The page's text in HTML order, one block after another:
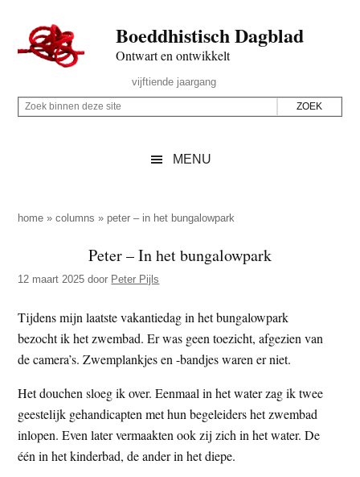
naar
de
inhoud
secondary
naar
de
sidebar
naar
de
Boeddhistisch Dagblad
Ontwart en ontwikkelt
Rechts
vijftiende jaargang
Z
p
z
e
s
i
e
Z
i
e
d
e
z
s
i
t
e
MENU
home »columns » peter – in het bungalowpark
Peter – In het bungalowpark
12 maart 2025 door Peter Pijls
Tijdens mijn laatste vakantiedag in het bungalowpark
bezocht ik het zwembad. Er was geen toezicht, afgezien van
de camera’s. Zwemplankjes en -bandjes waren er niet.
Het douchen sloeg ik over. Eenmaal in het water zag ik twee
geestelijk gehandicapten met hun begeleiders het zwembad
inlopen. Even later vermaakten ook zij zich in het water. De
één in het kinderbad, de ander in het diepe.